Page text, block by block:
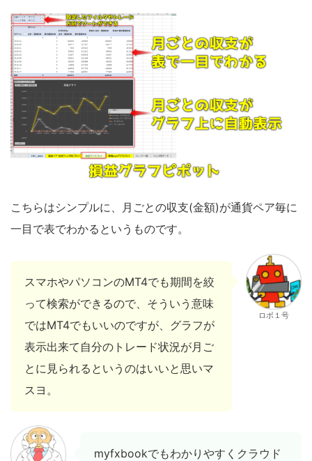
こちらはシンプルに、月ごとの収支(金額)が通貨ペア毎に
一目で表でわかるというものです。
スマホやパソコンのMT4でも期間を絞
って検索ができるので、そういう意味
ではMT4でもいいのですが、グラフが
表示出来て自分のトレード状況が月ご
とに見られるというのはいいと思いマ
スヨ。
ロボ１号
myfxbookでもわかりやすくクラウド